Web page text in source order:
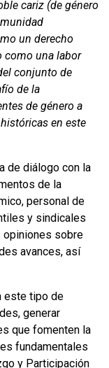
cariz (de género
un derecho
como una labor
conjunto de
de la
de género a
en este
de diálogo con la
de la
personal de
y sindicales
opiniones sobre
avances, así
este tipo de
generar
que fomenten la
fundamentales
y Participación